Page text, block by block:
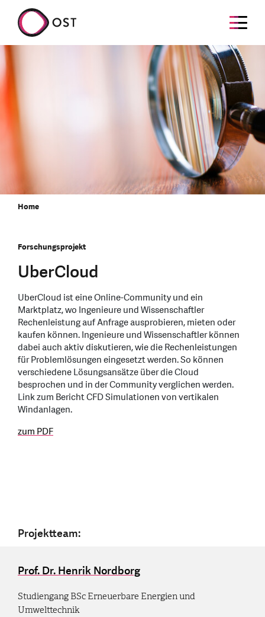
Home
Forschungsprojekt
UberCloud
UberCloud ist eine Online-Community und ein
Marktplatz, wo Ingenieure und Wissenschaftler
Rechenleistung auf Anfrage ausprobieren, mieten oder
kaufen können. Ingenieure und Wissenschaftler können
dabei auch aktiv diskutieren, wie die Rechenleistungen
für Problemlösungen eingesetzt werden. So können
verschiedene Lösungsansätze über die Cloud
besprochen und in der Community verglichen werden.
Link zum Bericht CFD Simulationen von vertikalen
Windanlagen.
zum PDF
Projektteam:
Prof. Dr. Henrik Nordborg
Studiengang BSc Erneuerbare Energien und
Umwelttechnik